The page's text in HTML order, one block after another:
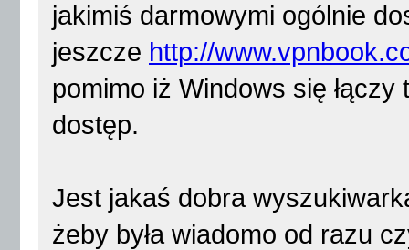
jakimiś darmowymi ogólnie
jeszcze http://
pomimo iż Windows się
dostęp.
Jest jakaś dobra
żeby była wiadomo od razu